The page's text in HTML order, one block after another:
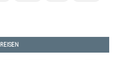
REISEN